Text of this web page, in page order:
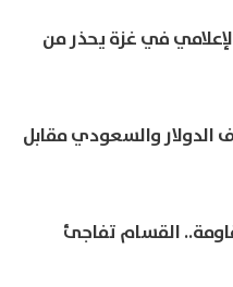
في غزة يحذر من
الدولار والسعودي مقابل
القسام تفاجئ